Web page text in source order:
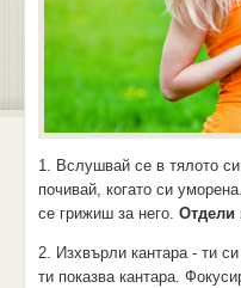
1. Вслушвай се в тялото
почивай, когато си
се грижиш за него. Отдели
2. Изхвърли кантара - ти
ти показва кантара.